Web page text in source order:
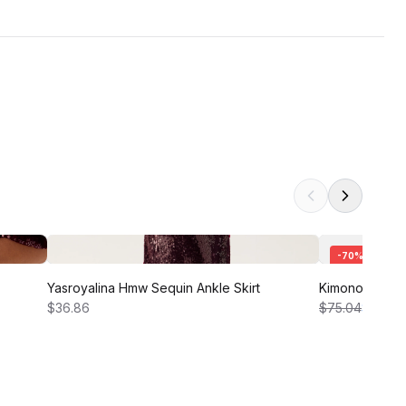
Yasroyalina Hmw Sequin Ankle Skirt
$36.86
-70%
Kimono
$75.04$22.51